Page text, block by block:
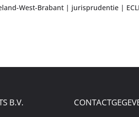
West-Brabant | jurisprudentie |
B.V.